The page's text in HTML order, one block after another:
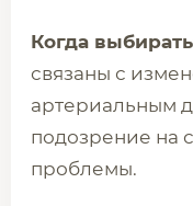
Когда
связаны с
артериальным
подозрение на
проблемы.